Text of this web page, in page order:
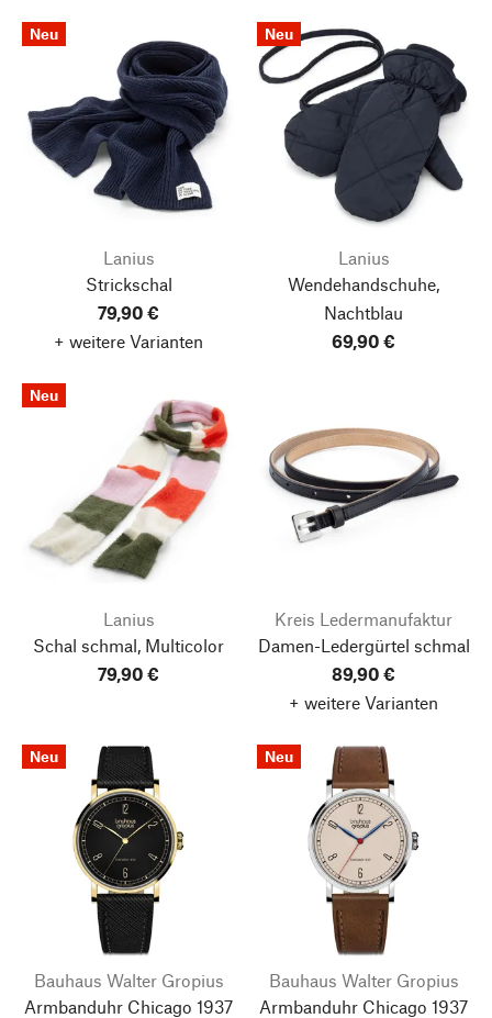
Neu
Lanius
Strickschal
79,90 €
+ weitere Varianten
Neu
Lanius
Wendehandschuhe,
Nachtblau
69,90 €
Neu
Lanius
Schal schmal, Multicolor
79,90 €
Kreis Ledermanufaktur
Damen-Ledergürtel schmal
89,90 €
+ weitere Varianten
Neu
Bauhaus Walter Gropius
Armbanduhr Chicago 1937
Neu
Bauhaus Walter Gropius
Armbanduhr Chicago 1937